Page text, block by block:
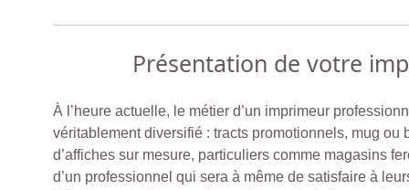
Présentation de votre
À l’heure actuelle, le métier d’un imprimeur
véritablement diversifié : tracts promotionnels, mug ou
d’affiches sur mesure, particuliers comme magasins
d’un professionnel qui sera à même de satisfaire à